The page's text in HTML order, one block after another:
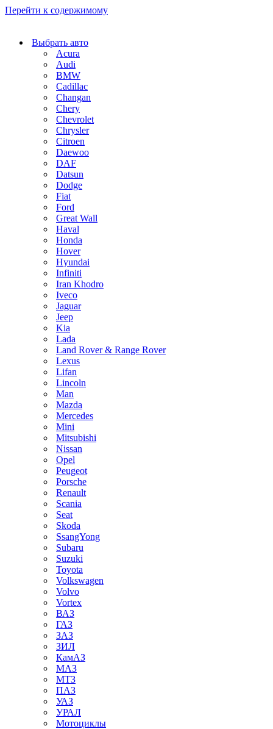
Перейти к содержимому
Выбрать авто
Acura
Audi
BMW
Cadillac
Changan
Chery
Chevrolet
Chrysler
Citroen
Daewoo
DAF
Datsun
Dodge
Fiat
Ford
Great Wall
Haval
Honda
Hover
Hyundai
Infiniti
Iran Khodro
Iveco
Jaguar
Jeep
Kia
Lada
Land Rover & Range Rover
Lexus
Lifan
Lincoln
Man
Mazda
Mercedes
Mini
Mitsubishi
Nissan
Opel
Peugeot
Porsche
Renault
Scania
Seat
Skoda
SsangYong
Subaru
Suzuki
Toyota
Volkswagen
Volvo
Vortex
ВАЗ
ГАЗ
ЗАЗ
ЗИЛ
КамАЗ
МАЗ
МТЗ
ПАЗ
УАЗ
УРАЛ
Мотоциклы